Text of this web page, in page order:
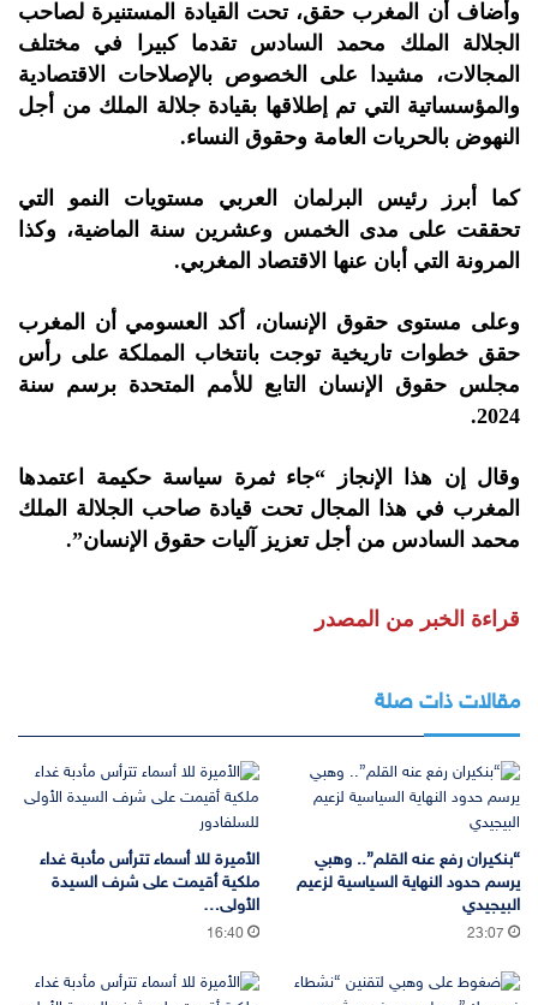
وأضاف أن المغرب حقق، تحت القيادة المستنيرة لصاحب
الجلالة الملك محمد السادس تقدما كبيرا في مختلف
المجالات، مشيدا على الخصوص بالإصلاحات الاقتصادية
والمؤسساتية التي تم إطلاقها بقيادة جلالة الملك من أجل
النهوض بالحريات العامة وحقوق النساء.
كما أبرز رئيس البرلمان العربي مستويات النمو التي
تحققت على مدى الخمس وعشرين سنة الماضية، وكذا
المرونة التي أبان عنها الاقتصاد المغربي.
وعلى مستوى حقوق الإنسان، أكد العسومي أن المغرب
حقق خطوات تاريخية توجت بانتخاب المملكة على رأس
مجلس حقوق الإنسان التابع للأمم المتحدة برسم سنة
2024.
وقال إن هذا الإنجاز “جاء ثمرة سياسة حكيمة اعتمدها
المغرب في هذا المجال تحت قيادة صاحب الجلالة الملك
محمد السادس من أجل تعزيز آليات حقوق الإنسان”.
قراءة الخبر من المصدر
مقالات ذات صلة
“بنكيران رفع عنه القلم”.. وهبي
يرسم حدود النهاية السياسية لزعيم
البيجيدي
23:07
الأميرة للا أسماء تترأس مأدبة غداء
ملكية أقيمت على شرف السيدة
الأولى…
16:40